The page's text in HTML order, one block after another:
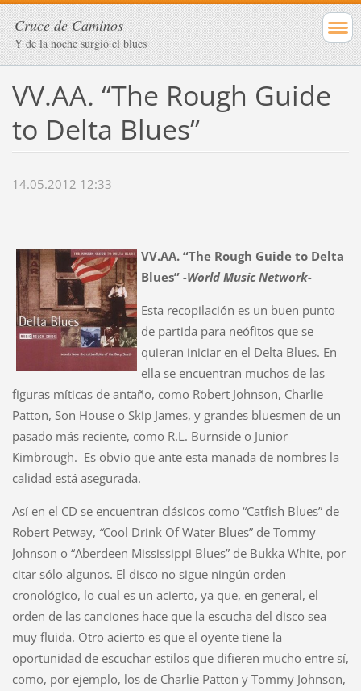
Cruce de Caminos
Y de la noche surgió el blues
VV.AA. “The Rough Guide
to Delta Blues”
14.05.2012 12:33
VV.AA. “The Rough Guide to Delta
Blues”-World Music Network-
Esta recopilación es un buen punto
de partida para neófitos que se
quieran iniciar en el Delta Blues. En
ella se encuentran muchos de las
figuras míticas de antaño, como Robert Johnson, Charlie
Patton, Son House o Skip James, y grandes bluesmen de un
pasado más reciente, como R.L. Burnside o Junior
Kimbrough. Es obvio que ante esta manada de nombres la
calidad está asegurada.
Así en el CD se encuentran clásicos como “Catfish Blues” de
Robert Petway, “Cool Drink Of Water Blues” de Tommy
Johnson o “Aberdeen Mississippi Blues” de Bukka White, por
citar sólo algunos. El disco no sigue ningún orden
cronológico, lo cual es un acierto, ya que, en general, el
orden de las canciones hace que la escucha del disco sea
muy fluida. Otro acierto es que el oyente tiene la
oportunidad de escuchar estilos que difieren mucho entre sí,
como, por ejemplo, los de Charlie Patton y Tommy Johnson,